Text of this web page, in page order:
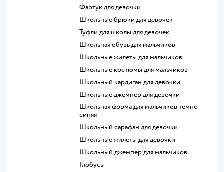
Фартук для девочки
Школьные брюки для девочек
Туфли для школы для девочек
Школьная обувь для мальчиков
Школьные жилеты для мальчиков
Школьные костюмы для мальчиков
Школьный кардиган для девочки
Школьные джемпер для девочки
Школьная форма для мальчиков темно
синяя
Школьный сарафан для девочки
Школьные жилеты для девочки
Школьный джемпер для мальчиков
Глобусы